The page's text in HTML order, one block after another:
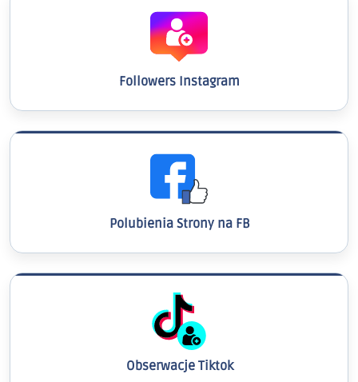
Followers Instagram
Polubienia Strony na FB
Obserwacje Tiktok